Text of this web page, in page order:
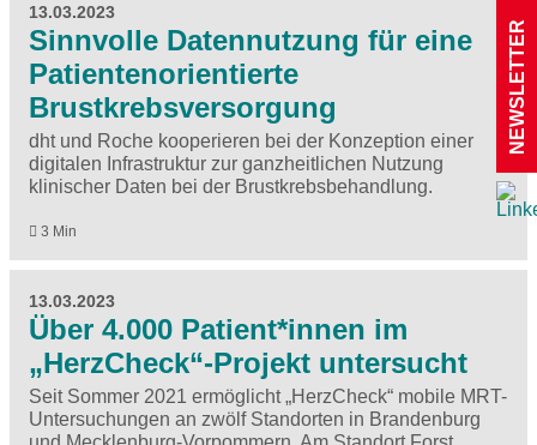
13.03.2023
Sinnvolle Datennutzung für eine
Patientenorientierte
Brustkrebsversorgung
dht und Roche kooperieren bei der Konzeption einer
digitalen Infrastruktur zur ganzheitlichen Nutzung
klinischer Daten bei der Brustkrebsbehandlung.
3 Min
13.03.2023
Über 4.000 Patient*innen im
„HerzCheck“-Projekt untersucht
Seit Sommer 2021 ermöglicht „HerzCheck“ mobile MRT-
Untersuchungen an zwölf Standorten in Brandenburg
NEWSLETTER